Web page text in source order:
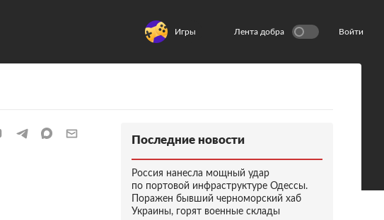
Игры Лента добра Войти
Последние новости
Россия нанесла мощный удар
по портовой инфраструктуре Одессы.
Поражен бывший черноморский хаб
Украины, горят военные склады